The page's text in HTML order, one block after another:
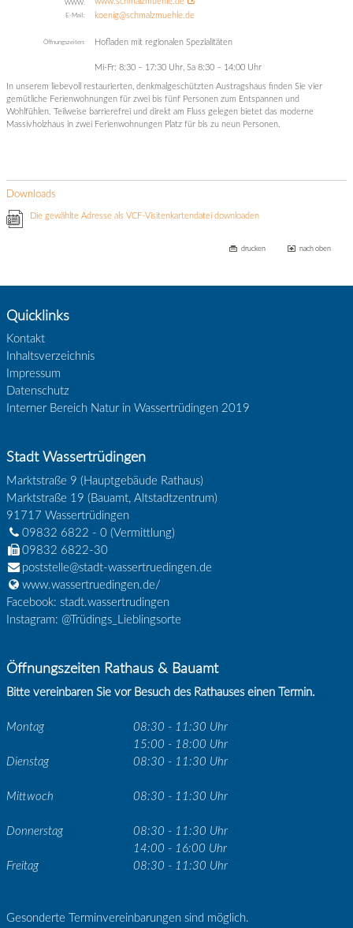
WWW:
E-Mail: koenig@schmalzmuehle.de
Öffnungszeiten: Hofladen mit regionalen Spezialitäten
Mi-Fr: 8:30 – 17:30 Uhr, Sa 8:30 – 14:00 Uhr
In unserem liebevoll restaurierten, denkmalgeschützten Austragshaus finden Sie vier
gemütliche Ferienwohnungen für zwei bis fünf Personen zum Entspannen und
Wohlfühlen. Teilweise barrierefrei und direkt am Fluss gelegen bietet das moderne
Massivholzhaus in zwei Ferienwohnungen Platz für bis zu neun Personen.
Downloads
Die gewählte Adresse als VCF-Visitenkartendatei downloaden
drucken nach oben
Quicklinks
Kontakt
Inhaltsverzeichnis
Impressum
Datenschutz
Interner Bereich Natur in Wassertrüdingen 2019
Stadt Wassertrüdingen
Marktstraße 9 (Hauptgebäude Rathaus)
Marktstraße 19 (Bauamt, Altstadtzentrum)
91717 Wassertrüdingen
09832 6822 - 0(Vermittlung)
09832 6822-30
poststelle@stadt-wassertruedingen.de
www.wassertruedingen.de/
Facebook: stadt.wassertrudingen
Instagram: @Trüdings_Lieblingsorte
Öffnungszeiten Rathaus & Bauamt
Bitte vereinbaren Sie vor Besuch des Rathauses einen Termin.
Montag
08:30 - 11:30 Uhr
15:00 - 18:00 Uhr
Dienstag
08:30 - 11:30 Uhr
Mittwoch 08:30 - 11:30 Uhr
Donnerstag
08:30 - 11:30 Uhr
14:00 - 16:00 Uhr
Freitag
08:30 - 11:30 Uhr
Gesonderte Terminvereinbarungen sind möglich.